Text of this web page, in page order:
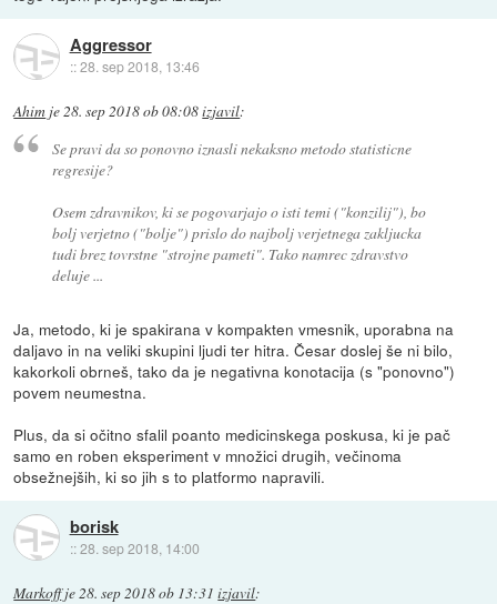
Aggressor
::28. sep 2018, 13:46
Ahim je28. sep 2018 ob 08:08izjavil:
Se pravi da so ponovno iznasli nekaksno metodo statisticne
regresije?
Osem zdravnikov, ki se pogovarjajo o isti temi ("konzilij"), bo
bolj verjetno ("bolje") prislo do najbolj verjetnega zakljucka
tudi brez tovrstne "strojne pameti". Tako namrec zdravstvo
deluje ...
Ja, metodo, ki je spakirana v kompakten vmesnik, uporabna na
daljavo in na veliki skupini ljudi ter hitra. Česar doslej še ni bilo,
kakorkoli obrneš, tako da je negativna konotacija (s "ponovno")
povem neumestna.
Plus, da si očitno sfalil poanto medicinskega poskusa, ki je pač
samo en roben eksperiment v množici drugih, večinoma
obsežnejših, ki so jih s to platformo napravili.
borisk
::28. sep 2018, 14:00
Markoffje 28. sep 2018 ob 13:31 izjavil: